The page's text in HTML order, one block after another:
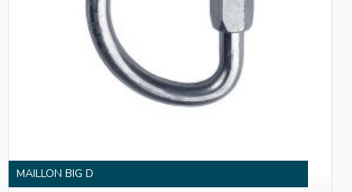
MAILLON BIG D